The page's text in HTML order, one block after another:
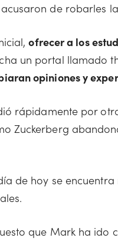
de robarles
ofrecer a los
un portal llamado
opiniones y
rápidamente por
Zuckerberg
de hoy se
que Mark ha